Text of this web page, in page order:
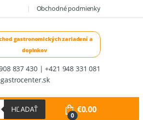
Obchodné podmienky
837 430 | +421 948 331 081
HĽADAŤ
0
€0.00